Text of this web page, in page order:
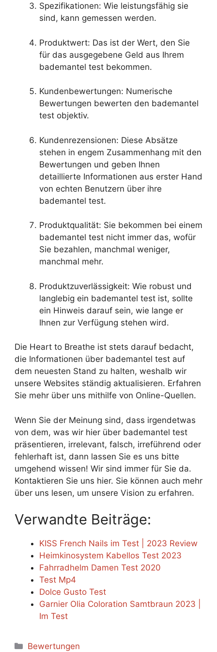
Spezifikationen: Wie leistungsfähig sie
sind, kann gemessen werden.
Produktwert: Das ist der Wert, den Sie
für das ausgegebene Geld aus Ihrem
bademantel test bekommen.
Kundenbewertungen: Numerische
Bewertungen bewerten den bademantel
test objektiv.
Kundenrezensionen: Diese Absätze
stehen in engem Zusammenhang mit den
Bewertungen und geben Ihnen
detaillierte Informationen aus erster Hand
von echten Benutzern über ihre
bademantel test.
Produktqualität: Sie bekommen bei einem
bademantel test nicht immer das, wofür
Sie bezahlen, manchmal weniger,
manchmal mehr.
Produktzuverlässigkeit: Wie robust und
langlebig ein bademantel test ist, sollte
ein Hinweis darauf sein, wie lange er
Ihnen zur Verfügung stehen wird.
Die Heart to Breathe ist stets darauf bedacht,
die Informationen über bademantel test auf
dem neuesten Stand zu halten, weshalb wir
unsere Websites ständig aktualisieren. Erfahren
Sie mehr über uns mithilfe von Online-Quellen.
Wenn Sie der Meinung sind, dass irgendetwas
von dem, was wir hier über bademantel test
präsentieren, irrelevant, falsch, irreführend oder
fehlerhaft ist, dann lassen Sie es uns bitte
umgehend wissen! Wir sind immer für Sie da.
Kontaktieren Sie uns hier. Sie können auch mehr
über uns lesen, um unsere Vision zu erfahren.
Verwandte Beiträge:
KISS French Nails im Test | 2023 Review
Heimkinosystem Kabellos Test 2023
Fahrradhelm Damen Test 2020
Test Mp4
Dolce Gusto Test
Garnier Olia Coloration Samtbraun 2023 |
Im Test
Categories
Bewertungen